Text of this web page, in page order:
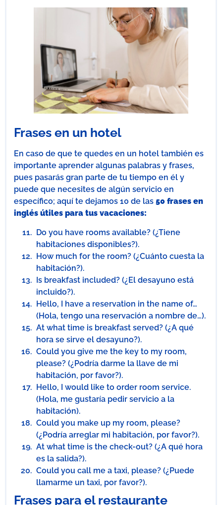
Frases en un hotel
En caso de que te quedes en un hotel también es
importante aprender algunas palabras y frases,
pues pasarás gran parte de tu tiempo en él y
puede que necesites de algún servicio en
específico; aquí te dejamos 10 de las 50 frases en
inglés útiles para tus vacaciones:
Do you have rooms available? (¿Tiene
habitaciones disponibles?).
How much for the room? (¿Cuánto cuesta la
habitación?).
Is breakfast included? (¿El desayuno está
incluido?).
Hello, I have a reservation in the name of…
(Hola, tengo una reservación a nombre de…).
At what time is breakfast served? (¿A qué
hora se sirve el desayuno?).
Could you give me the key to my room,
please? (¿Podría darme la llave de mi
habitación, por favor?).
Hello, I would like to order room service.
(Hola, me gustaría pedir servicio a la
habitación).
Could you make up my room, please?
(¿Podría arreglar mi habitación, por favor?).
At what time is the check-out? (¿A qué hora
es la salida?).
Could you call me a taxi, please? (¿Puede
llamarme un taxi, por favor?).
Frases para el restaurante